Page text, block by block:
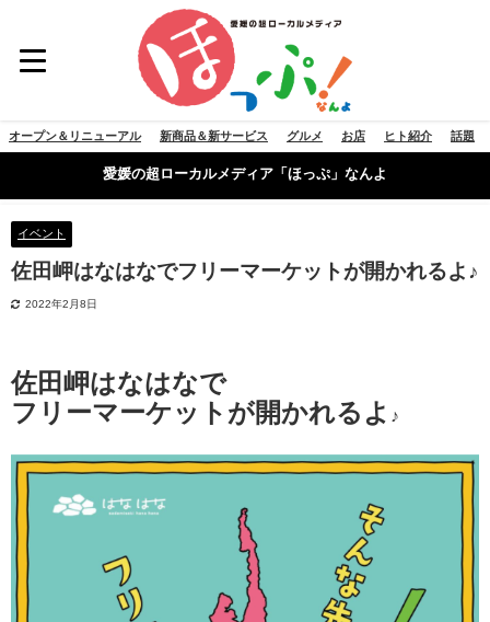
オープン＆リニューアル 新商品＆新サービス グルメ お店 ヒト紹介 話題
愛媛の超ローカルメディア「ほっぷ」なんよ
イベント
佐田岬はなはなでフリーマーケットが開かれるよ♪
2022年2月8日
佐田岬はなはなで
フリーマーケットが開かれるよ ♪